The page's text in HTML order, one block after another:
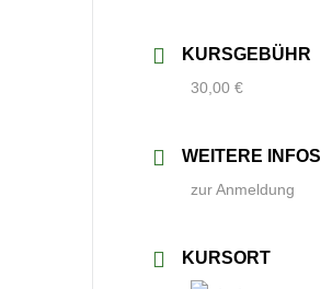
KURSGEBÜHR
30,00 €
WEITERE INFOS
zur Anmeldung
KURSORT